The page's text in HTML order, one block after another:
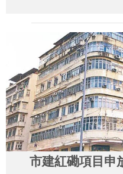
市建紅磡項目申